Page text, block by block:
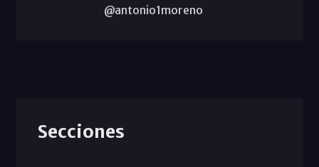
@antonio1moreno
Secciones